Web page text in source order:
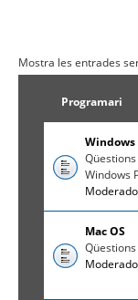
Mostra les entrades
Programari
Windows
Windows
Mac OS